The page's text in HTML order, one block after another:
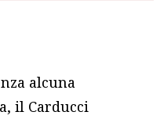
alcuna
il Carducci